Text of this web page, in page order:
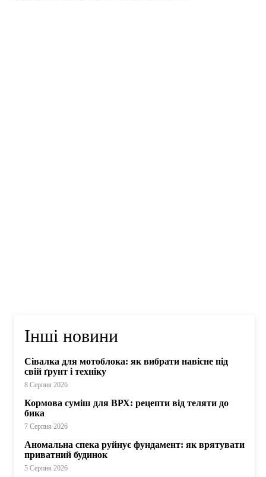
Інші новини
Сівалка для мотоблока: як вибрати навісне під
свій ґрунт і техніку
8 Серпня 2026
Кормова суміш для ВРХ: рецепти від теляти до
бика
7 Серпня 2026
Аномальна спека руйнує фундамент: як врятувати
приватний будинок
5 Серпня 2026